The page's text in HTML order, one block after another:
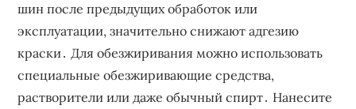
шин после предыдущих обработок или
эксплуатации, значительно снижают адгезию
краски․ Для обезжиривания можно использовать
специальные обезжиривающие средства,
растворители или даже обычный спирт․ Нанесите